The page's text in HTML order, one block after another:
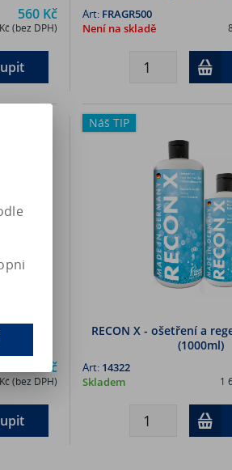
560 Kč
(bez DPH)
Art: FRAGR500
Není na skladě
korálů
1 090 Kč
(bez DPH)
Náš TIP
RECON X - ošetření a
(1000ml)
1
Art: 14322
Skladem